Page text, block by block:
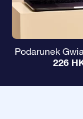
Podarunek
226